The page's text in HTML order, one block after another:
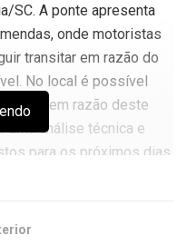
SC. A ponte apresenta
onde motoristas
transitar em razão do
No local é possível
em razão deste
uma análise técnica e
para os próximos dias.
da antiga em